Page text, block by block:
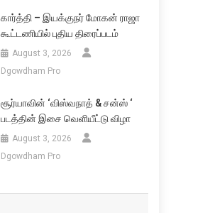
கார்த்தி – இயக்குநர் மோகன் ராஜா
கூட்டணியில் புதிய திரைப்படம்
August 3, 2026
Dgowdham Pro
சூர்யாவின் ‘விஸ்வநாத் & சன்ஸ் ‘
படத்தின் இசை வெளியீட்டு விழா
August 3, 2026
Dgowdham Pro